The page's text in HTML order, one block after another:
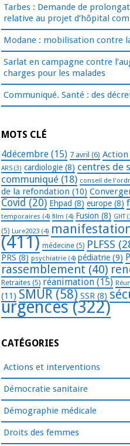
Tarbes : Demande de
relative au projet d’hôpital
Modane : mobilisation contre
Sarlat en campagne contre
charges pour les malades
Communiqué. Santé : des
MOTS CLÉ
4décembre (15) 7 avril (6)
ARS (3) cardiologie (8) centres de
communiqué (18) conseil de
de la refondation (10)
Covid (20) Ehpad (8) europe (8)
temporaires (4) film (4) Fusion (8) GHT
(5) Lure2023 (4)
(411) médecine (5) PLFSS
PRS (8) psychiatrie (4) pédiatrie (9)
rassemblement (40)
Retraites (5) réanimation (15)
(11) SMUR (58) SSR (8)
urgences(322)
CATÉGORIES
Actions et interventions
Démocratie sanitaire
Démographie médicale
Droits des femmes